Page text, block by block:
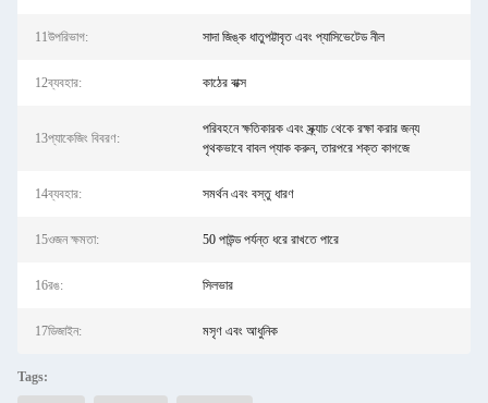
11উপরিভাগ: সাদা জিঙ্ক ধাতুপট্টাবৃত এবং প্যাসিভেটেড নীল
12ব্যবহার: কাঠের বাক্স
13প্যাকেজিং বিবরণ:
পরিবহনে ক্ষতিকারক এবং স্ক্র্যাচ থেকে রক্ষা করার জন্য
পৃথকভাবে বাবল প্যাক করুন, তারপরে শক্ত কাগজে
14ব্যবহার: সমর্থন এবং বস্তু ধারণ
15ওজন ক্ষমতা: 50 পাউন্ড পর্যন্ত ধরে রাখতে পারে
16রঙ: সিলভার
17ডিজাইন: মসৃণ এবং আধুনিক
Tags: